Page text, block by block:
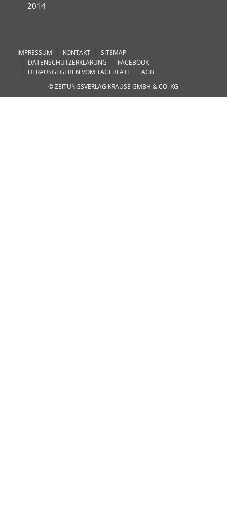
2014
IMPRESSUM KONTAKT
SITEMAP
DATENSCHUTZERKLÄRUNG
FACEBOOK
HERAUSGEGEBEN VOM TAGEBLATT
AGB
© ZEITUNGSVERLAG KRAUSE GMBH & CO. KG